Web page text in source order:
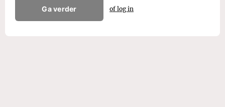
Ga verder of log in